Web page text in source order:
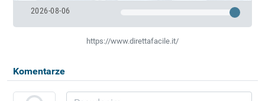
2026-08-06
https://www.direttafacile.it/
Komentarze